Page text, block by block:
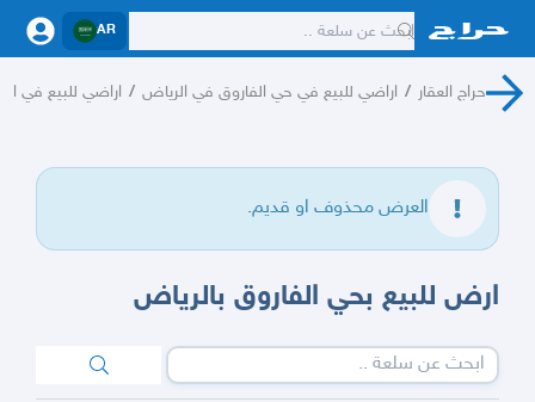
AR
حراج العقار / اراضي للبيع في حي الفاروق في الرياض / اراضي للبيع في
العرض محذوف او قديم.
ارض للبيع بحي الفاروق بالرياض